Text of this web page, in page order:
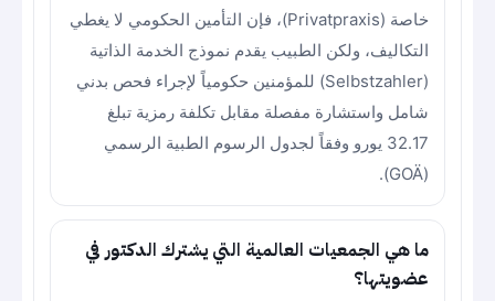
خاصة (Privatpraxis)، فإن التأمين الحكومي لا يغطي
التكاليف، ولكن الطبيب يقدم نموذج الخدمة الذاتية
(Selbstzahler) للمؤمنين حكومياً لإجراء فحص بدني
شامل واستشارة مفصلة مقابل تكلفة رمزية تبلغ
32.17 يورو وفقاً لجدول الرسوم الطبية الرسمي
(GOÄ).
ما هي الجمعيات العالمية التي يشترك الدكتور في
عضويتها؟